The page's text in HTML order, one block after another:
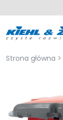
Strona główna >